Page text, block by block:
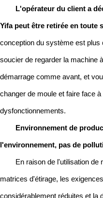
L'opérateur du client a
Yifa peut être retirée en toute
conception du système est
soucier de regarder la machine
démarrage comme avant, et
changer de moule et faire face
dysfonctionnements.
Environnement de
l'environnement, pas de
En raison de l'utilisation de
matrices d'étirage, les
considérablement réduites et la